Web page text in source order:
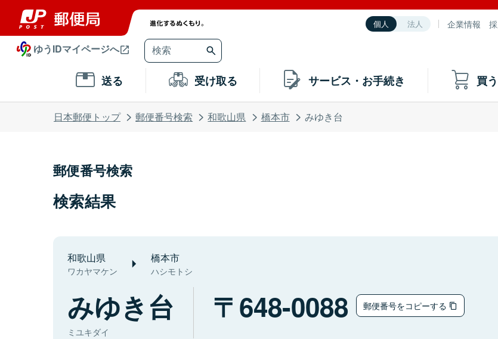
個人 法人 企業情報
ゆうIDマイページへ
送る 受け取る サービス・お手続き 買う
日本郵便トップ 郵便番号検索 和歌山県 橋本市 みゆき台
郵便番号検索
検索結果
和歌山県
ワカヤマケン
橋本市
ハシモトシ
みゆき台
ミユキダイ
648-0088 郵便番号をコピーする